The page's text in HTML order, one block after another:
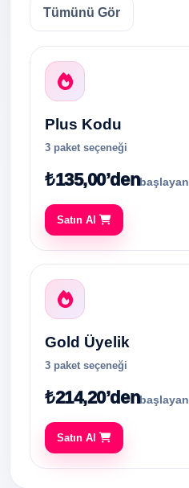
Tümünü Gör
Plus Kodu
3 paket seçeneği
₺135,00’denbaşlayan
Satın Al
Gold Üyelik
3 paket seçeneği
₺214,20’denbaşlayan
Satın Al